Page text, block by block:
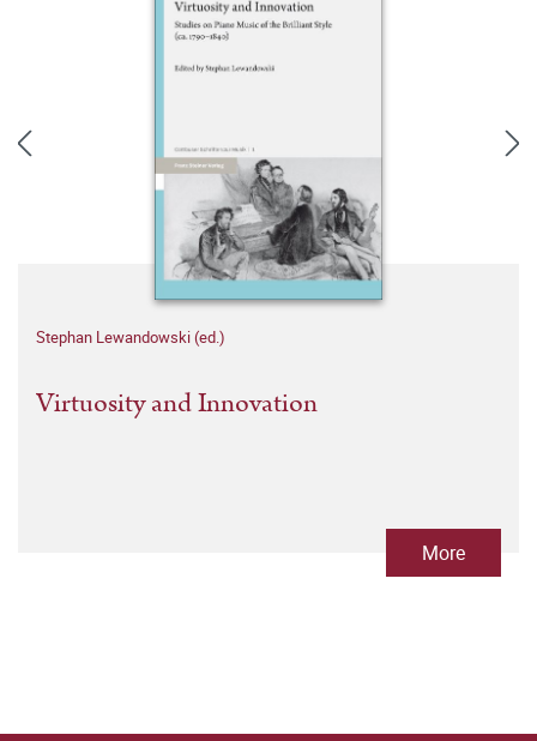
Stephan Lewandowski (ed.)
Virtuosity and Innovation
More